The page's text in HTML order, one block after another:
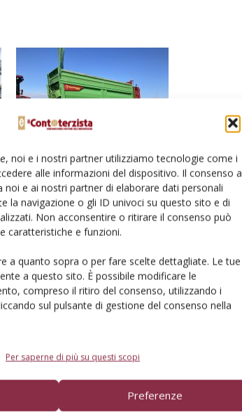
noi e i nostri partner utilizziamo tecnologie come i
alle informazioni del dispositivo. Il consenso a
e ai nostri partner di elaborare dati personali
la navigazione o gli ID univoci su questo sito e di
Non acconsentire o ritirare il consenso può
caratteristiche e funzioni.
a quanto sopra o per fare scelte dettagliate. Le tue
a questo sito. È possibile modificare le
compreso il ritiro del consenso, utilizzando i
sul pulsante di gestione del consenso nella
Per saperne di più su questi scopi
Preferenze
Strautmann, un nuovo brand in casa
Save